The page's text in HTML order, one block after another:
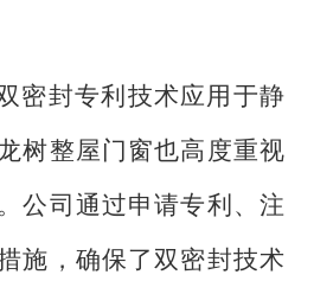
密封专利技术应用于静
树整屋门窗也高度重视
公司通过申请专利、注
施，确保了双密封技术